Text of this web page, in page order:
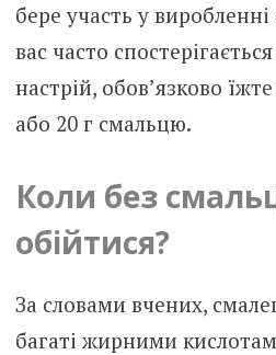
бере участь у
вас часто
настрій, обов’язково
або 20 г смальцю.
Коли без
обійтися?
За словами вчених,
багаті жирними